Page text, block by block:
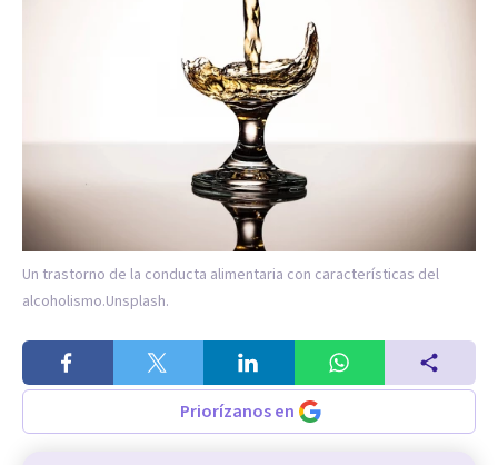
Un trastorno de la conducta alimentaria con características del
alcoholismo.Unsplash.
Priorízanos en